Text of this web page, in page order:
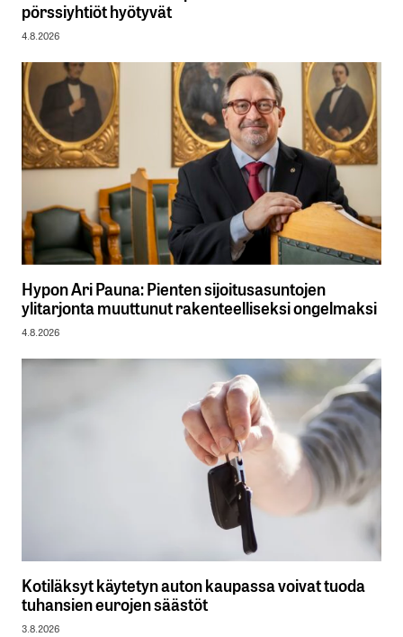
pörssiyhtiöt hyötyvät
4.8.2026
Hypon Ari Pauna: Pienten sijoitusasuntojen
ylitarjonta muuttunut rakenteelliseksi ongelmaksi
4.8.2026
Kotiläksyt käytetyn auton kaupassa voivat tuoda
tuhansien eurojen säästöt
3.8.2026